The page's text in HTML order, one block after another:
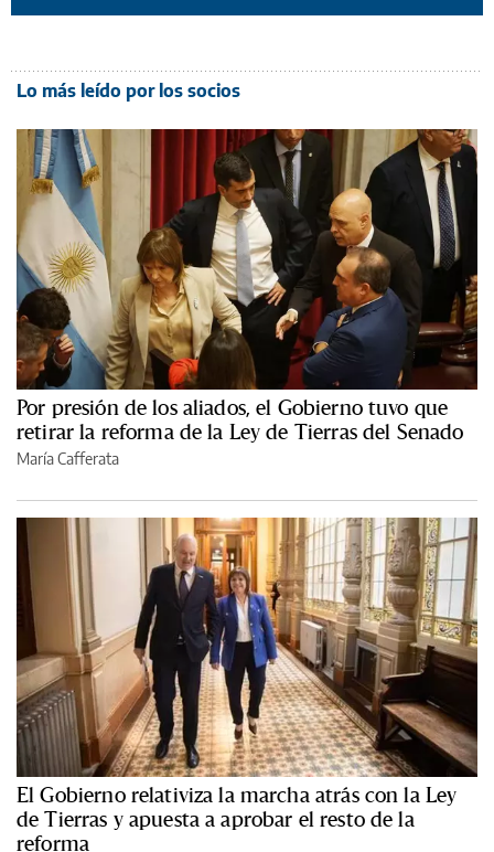
Lo más leído por los socios
Por presión de los aliados, el Gobierno tuvo que
retirar la reforma de la Ley de Tierras del Senado
María Cafferata
El Gobierno relativiza la marcha atrás con la Ley
de Tierras y apuesta a aprobar el resto de la
reforma